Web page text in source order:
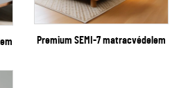
Premium SEMI-7 matracvédelem